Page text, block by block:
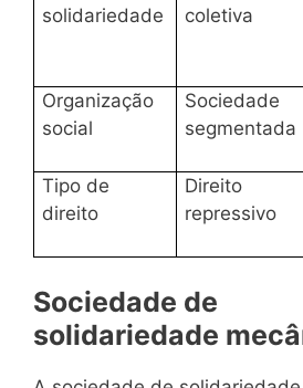
solidariedade
coletiva
Organização
social
Sociedade
segmentada
Tipo de
direito
Direito
repressivo
Sociedade de
solidariedade